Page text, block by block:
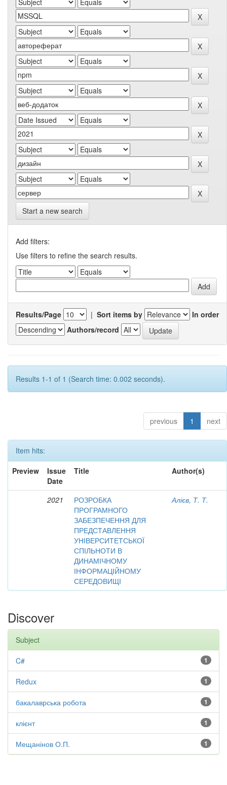
Start a new search
Add filters:
Use filters to refine the search results.
Results/Page | Sort items by
In order
Authors/record
Results 1-1 of 1 (Search time: 0.002 seconds).
previous 1 next
Item hits:
Preview
Issue
Date
Title Author(s)
2021
РОЗРОБКА
ПРОГРАМНОГО
ЗАБЕЗПЕЧЕННЯ ДЛЯ
ПРЕДСТАВЛЕННЯ
УНІВЕРСИТЕТСЬКОЇ
СПІЛЬНОТИ В
ДИНАМІЧНОМУ
ІНФОРМАЦІЙНОМУ
СЕРЕДОВИЩІ
Алієв, Т. Т.
Discover
Subject
1
C#
1
Redux
1
бакалаврська робота
1
клієнт
1
Мещанінов О.П.